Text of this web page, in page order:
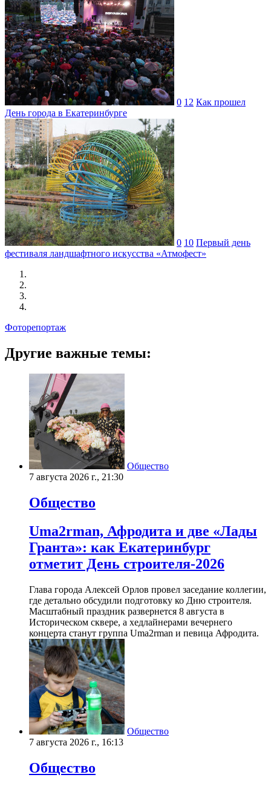
0 12 Как прошел
День города в Екатеринбурге
0 10 Первый день
фестиваля ландшафтного искусства «Атмофест»
Фоторепортаж
Другие важные темы:
Общество
7 августа 2026 г., 21:30
Общество
Uma2rman, Афродита и две «Лады
Гранта»: как Екатеринбург
отметит День строителя-2026
Глава города Алексей Орлов провел заседание коллегии,
где детально обсудили подготовку ко Дню строителя.
Масштабный праздник развернется 8 августа в
Историческом сквере, а хедлайнерами вечернего
концерта станут группа Uma2rman и певица Афродита.
Общество
7 августа 2026 г., 16:13
Общество